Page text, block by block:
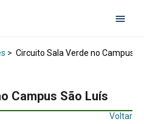
> Circuito Sala Verde no Campus
Campus São Luís
Voltar